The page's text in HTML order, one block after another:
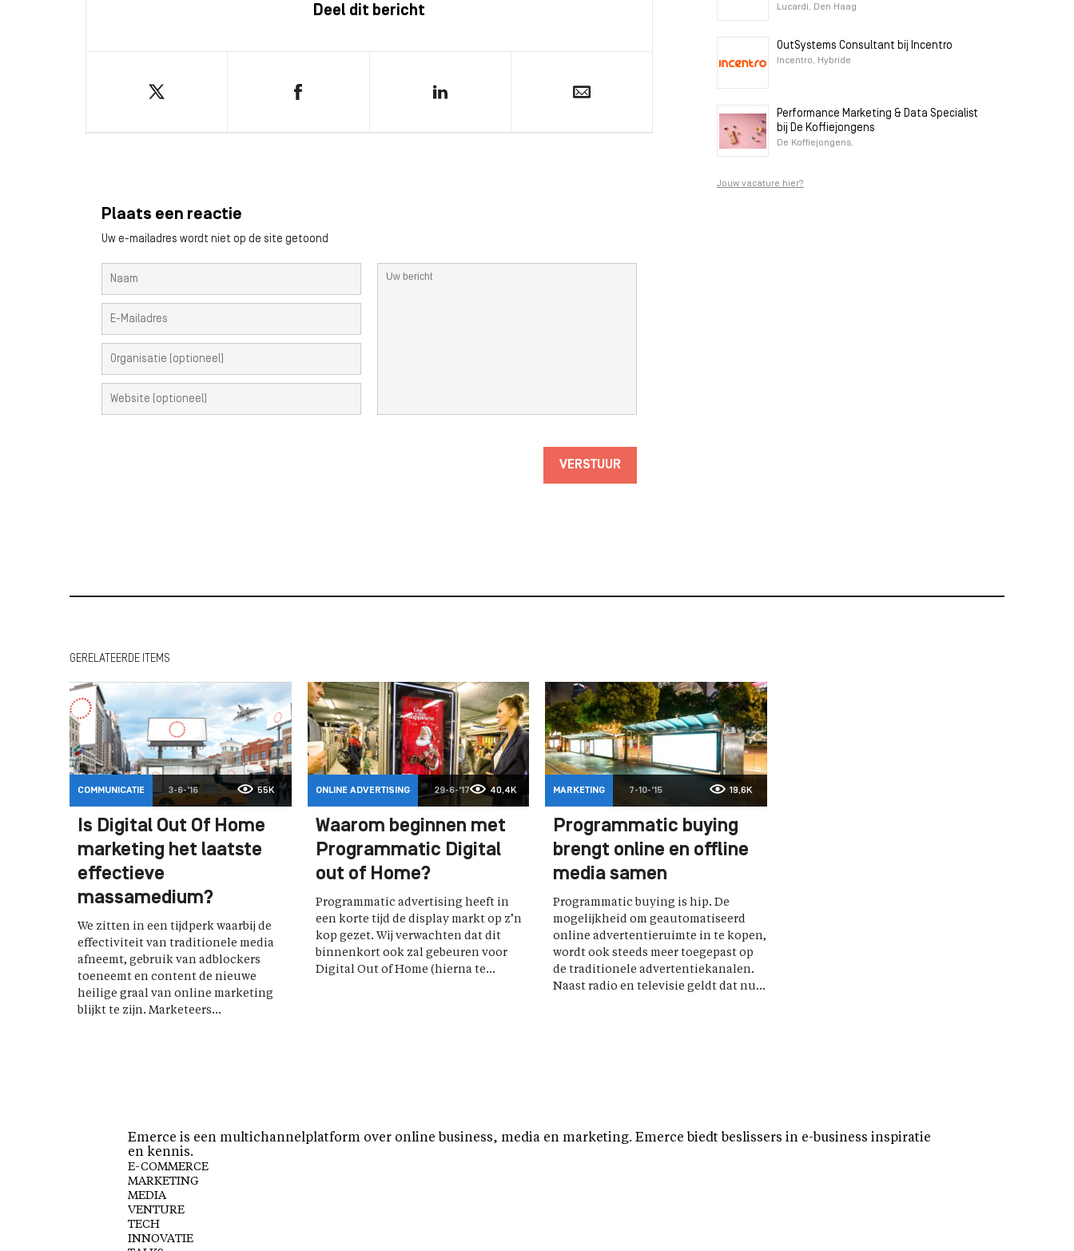
Deel dit bericht
Plaats een reactie
Uw e-mailadres wordt niet op de site getoond
VERSTUUR
Lucardi, Den Haag
OutSystems Consultant bij Incentro
Incentro, Hybride
Performance Marketing & Data Specialist
bij De Koffiejongens
De Koffiejongens,
Jouw vacature hier?
GERELATEERDE ITEMS
COMMUNICATIE 3-6-'16 55K
Is Digital Out Of Home
marketing het laatste
effectieve
massamedium?
We zitten in een tijdperk waarbij de
effectiviteit van traditionele media
afneemt, gebruik van adblockers
toeneemt en content de nieuwe
heilige graal van online marketing
blijkt te zijn. Marketeers...
ONLINE ADVERTISING 29-6-'17 40,4K
Waarom beginnen met
Programmatic Digital
out of Home?
Programmatic advertising heeft in
een korte tijd de display markt op z’n
kop gezet. Wij verwachten dat dit
binnenkort ook zal gebeuren voor
Digital Out of Home (hierna te...
MARKETING 7-10-'15 19,6K
Programmatic buying
brengt online en offline
media samen
Programmatic buying is hip. De
mogelijkheid om geautomatiseerd
online advertentieruimte in te kopen,
wordt ook steeds meer toegepast op
de traditionele advertentiekanalen.
Naast radio en televisie geldt dat nu...
Emerce is een multichannelplatform over online business, media en marketing. Emerce biedt beslissers in e-business inspiratie
en kennis.
E-COMMERCE
MARKETING
MEDIA
VENTURE
TECH
INNOVATIE